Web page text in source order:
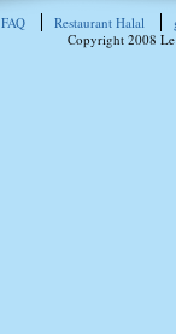
FAQ Restaurant Halal
Copyright 2008